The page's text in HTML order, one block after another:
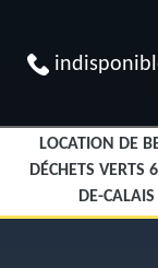
LOCATION DE
DÉCHETS VERTS
DE-CALAIS